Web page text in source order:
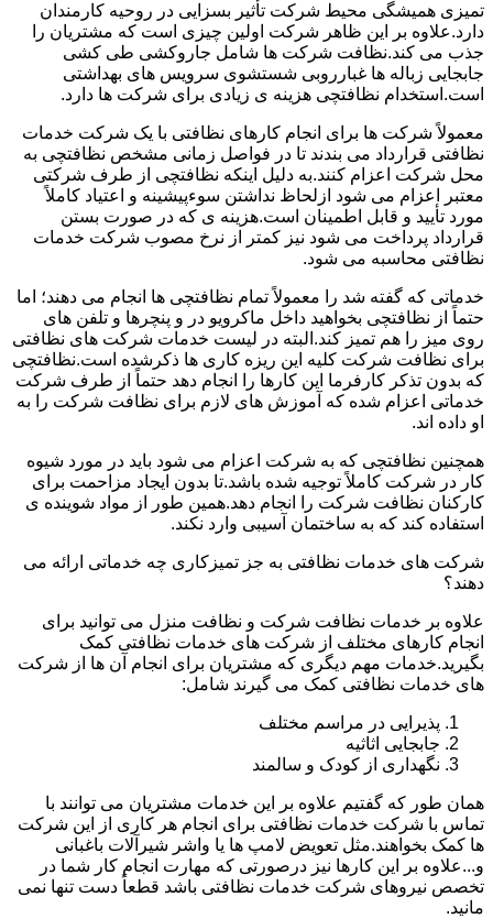
تمیزی همیشگی محیط شرکت تأثیر بسزایی در روحیه کارمندان
دارد.علاوه بر این ظاهر شرکت اولین چیزی است که مشتریان را
جذب می کند.نظافت شرکت ها شامل جاروکشی طی کشی
جابجایی زباله ها غبارروبی شستشوی سرویس های بهداشتی
است.استخدام نظافتچی هزینه ی زیادی برای شرکت ها دارد.
معمولاً شرکت ها برای انجام کارهای نظافتی با یک شرکت خدمات
نظافتی قرارداد می بندند تا در فواصل زمانی مشخص نظافتچی به
محل شرکت اعزام کنند.به دلیل اینکه نظافتچی از طرف شرکتی
معتبر اعزام می شود ازلحاظ نداشتن سوءپیشینه و اعتیاد کاملاً
مورد تأیید و قابل اطمینان است.هزینه ی که در صورت بستن
قرارداد پرداخت می شود نیز کمتر از نرخ مصوب شرکت خدمات
نظافتی محاسبه می شود.
خدماتی که گفته شد را معمولاً تمام نظافتچی ها انجام می دهند؛ اما
حتماً از نظافتچی بخواهید داخل ماکرویو در و پنچرها و تلفن های
روی میز را هم تمیز کند.البته در لیست خدمات شرکت های نظافتی
برای نظافت شرکت کلیه این ریزه کاری ها ذکرشده است.نظافتچی
که بدون تذکر کارفرما این کارها را انجام دهد حتماً از طرف شرکت
خدماتی اعزام شده که آموزش های لازم برای نظافت شرکت را به
او داده اند.
همچنین نظافتچی که به شرکت اعزام می شود باید در مورد شیوه
کار در شرکت کاملاً توجیه شده باشد.تا بدون ایجاد مزاحمت برای
کارکنان نظافت شرکت را انجام دهد.همین طور از مواد شوینده ی
استفاده کند که به ساختمان آسیبی وارد نکند.
شرکت های خدمات نظافتی به جز تمیزکاری چه خدماتی ارائه می
دهند؟
علاوه بر خدمات نظافت شرکت و نظافت منزل می توانید برای
انجام کارهای مختلف از شرکت های خدمات نظافتی کمک
بگیرید.خدمات مهم دیگری که مشتریان برای انجام آن ها از شرکت
های خدمات نظافتی کمک می گیرند شامل:
پذیرایی در مراسم مختلف
جابجایی اثاثیه
نگهداری از کودک و سالمند
همان طور که گفتیم علاوه بر این خدمات مشتریان می توانند با
تماس با شرکت خدمات نظافتی برای انجام هر کاری از این شرکت
ها کمک بخواهند.مثل تعویض لامپ ها یا واشر شیرآلات باغبانی
و...علاوه بر این کارها نیز درصورتی که مهارت انجام کار شما در
تخصص نیروهای شرکت خدمات نظافتی باشد قطعاً دست تنها نمی
مانید.